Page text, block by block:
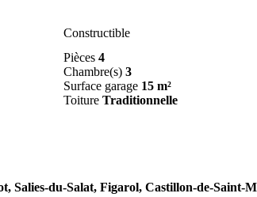
Constructible
Pièces 4
Chambre(s) 3
Surface garage 15 m²
Toiture Traditionnelle
Salies-du-Salat, Figarol, Castillon-de-Saint-